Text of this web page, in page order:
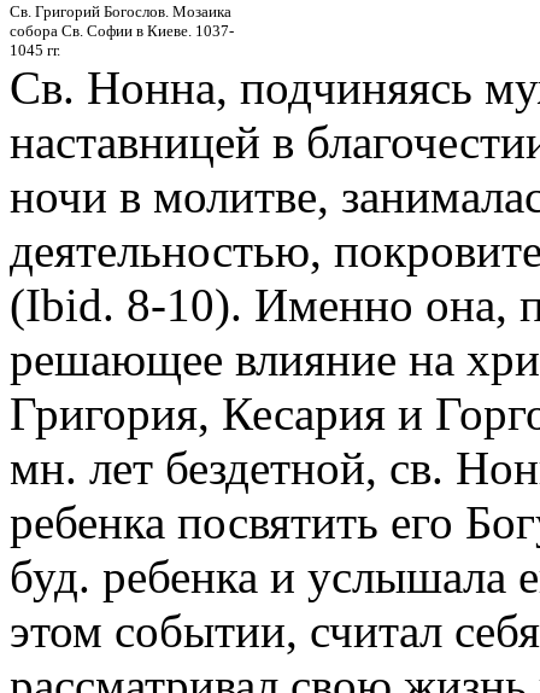
Св. Григорий Богослов. Мозаика
собора Св. Софии в Киеве. 1037-
1045 гг.
Св. Нонна, подчиняясь
наставницей в
ночи в молитве,
деятельностью,
(Ibid. 8-10). Именно она,
решающее влияние на
Григория, Кесария и
мн. лет бездетной, св.
ребенка посвятить его
буд. ребенка и услышала
этом событии, считал